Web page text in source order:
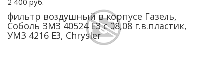
2 400 руб.
фильтр воздушный в корпусе Газель,
Соболь ЗМЗ 40524 Е3 с 08,08 г.в.пластик,
УМЗ 4216 Е3, Chrysler